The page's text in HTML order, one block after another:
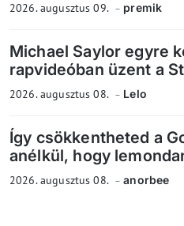
2026. augusztus 09. premik
Michael Saylor egyre
rapvideóban üzent a
2026. augusztus 08. Lelo
Így csökkentheted a
anélkül, hogy
2026. augusztus 08. anorbee